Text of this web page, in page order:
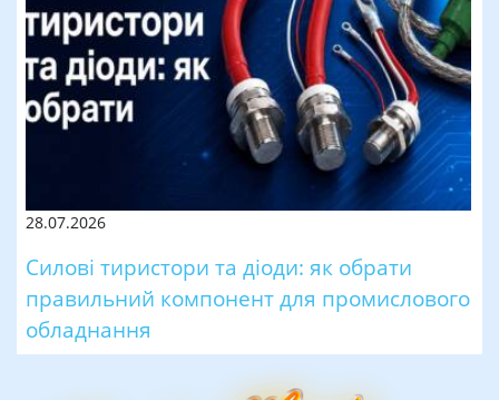
28.07.2026
Силові тиристори та діоди: як обрати
правильний компонент для промислового
обладнання